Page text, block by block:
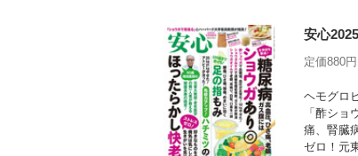
安心
定価880
ヘモグロ
「酢シ
痛、腎臓
ゼロ！元